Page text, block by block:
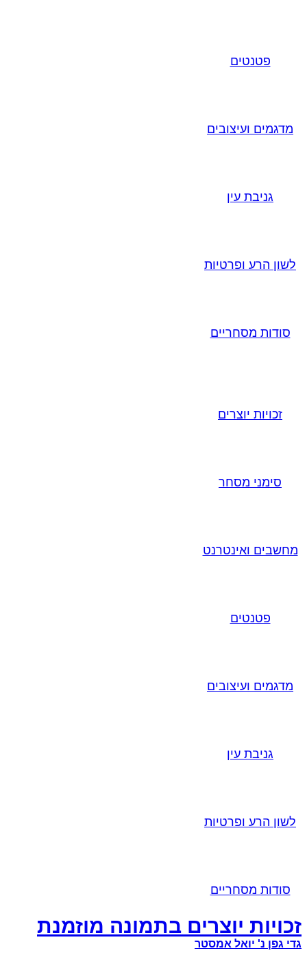
פטנטים
מדגמים ועיצובים
גניבת עין
לשון הרע ופרטיות
סודות מסחריים
זכויות יוצרים
סימני מסחר
מחשבים ואינטרנט
פטנטים
מדגמים ועיצובים
גניבת עין
לשון הרע ופרטיות
סודות מסחריים
זכויות יוצרים בתמונה מוזמנת
גדי גפן נ' יואל אמסטר